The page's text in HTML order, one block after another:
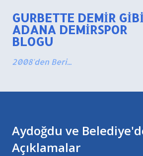
Ana içeriğe atla
GURBETTE DEMIR
ADANA DEMIRSPOR
BLOGU
2008'den Beri...
Aydoğdu ve
Açıklamalar